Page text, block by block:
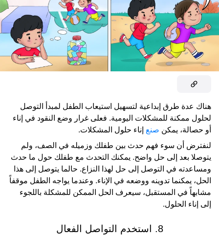
هناك عدة طرق إبداعية لتسهيل استيعاب الطفل لمبدأ التوصل
لحلول ممكنة للمشكلات اليومية. فعلى غرار وضع النقود في إناء
أو حصالة، يمكن صنع إناء حلول المشكلات.
لنفترض أن سوء فهم حدث بين طفلك وزميله في الصف، ولم
يتوصلا بعد إلى حل واضح. يمكنك التحدث مع طفلك حول ما حدث
ومساعدته في التوصل إلى حل لهذا النزاع. حالما يتوصل إلى هذا
الحل، يمكنما تدوينه ووضعه في الإناء. وعندما يواجه الطفل موقفاً
مشابهاً في المستقبل، سيعرف الحل الممكن للمشكلة باللجوء
إلى إناء الحلول.
8. استخدم التواصل الفعال